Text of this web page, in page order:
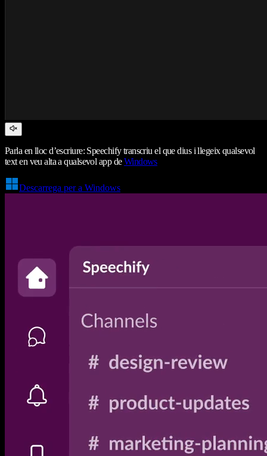
Parla en lloc d’escriure: Speechify transcriu el que dius i llegeix qualsevol
text en veu alta a qualsevol app deWindows
Descarrega per a Windows